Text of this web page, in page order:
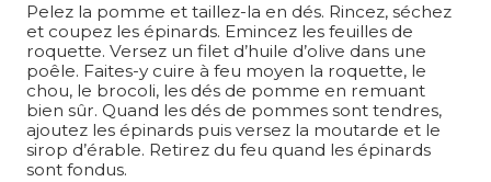
Pelez la pomme et taillez-la en dés. Rincez, séchez
et coupez les épinards. Emincez les feuilles de
roquette. Versez un filet d’huile d’olive dans une
poêle. Faites-y cuire à feu moyen la roquette, le
chou, le brocoli, les dés de pomme en remuant
bien sûr. Quand les dés de pommes sont tendres,
ajoutez les épinards puis versez la moutarde et le
sirop d’érable. Retirez du feu quand les épinards
sont fondus.